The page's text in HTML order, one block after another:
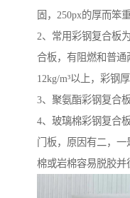
固，250px的厚而笨
2、常用彩钢复合板
合板，有阻燃和普
12kg/m³以上，彩钢
3、聚氨酯彩钢复合
4、玻璃棉彩钢复合
门板，原因有二，
棉或岩棉容易脱胶并